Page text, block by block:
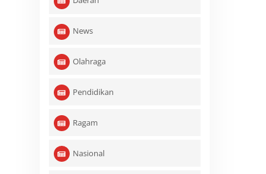
News
Olahraga
Pendidikan
Ragam
Nasional